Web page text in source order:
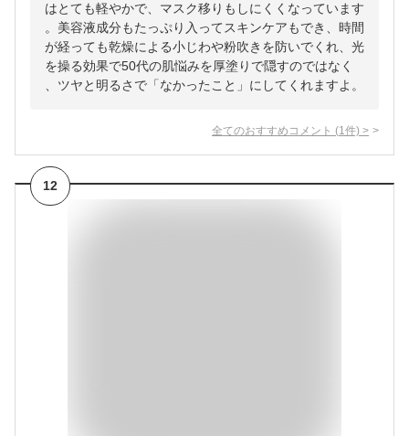
はとても軽やかで、マスク移りもしにくくなっています
。美容液成分もたっぷり入ってスキンケアもでき、時間
が経っても乾燥による小じわや粉吹きを防いでくれ、光
を操る効果で50代の肌悩みを厚塗りで隠すのではなく
、ツヤと明るさで「なかったこと」にしてくれますよ。
全てのおすすめコメント (1 件) >
12